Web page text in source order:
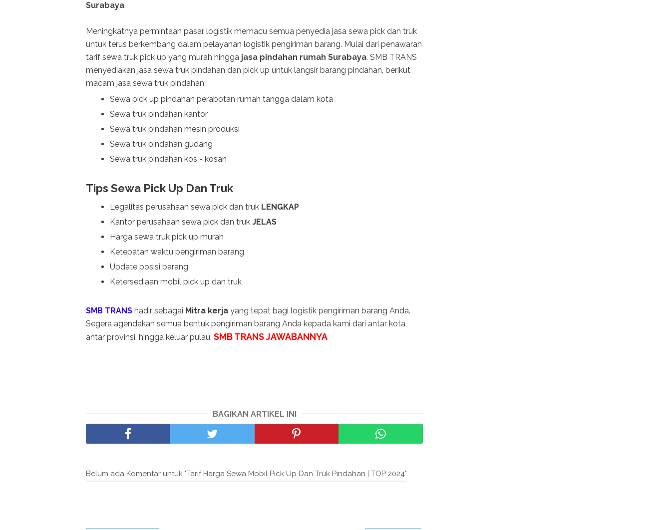
Surabaya.
Meningkatnya permintaan pasar logistik memacu semua penyedia jasa sewa pick dan truk
untuk terus berkembang dalam pelayanan logistik pengiriman barang. Mulai dari penawaran
tarif sewa truk pick up yang murah hingga jasa pindahan rumah Surabaya. SMB TRANS
menyediakan jasa sewa truk pindahan dan pick up untuk langsir barang pindahan, berikut
macam jasa sewa truk pindahan :
Sewa pick up pindahan perabotan rumah tangga dalam kota
Sewa truk pindahan kantor
Sewa truk pindahan mesin produksi
Sewa truk pindahan gudang
Sewa truk pindahan kos - kosan
Tips Sewa Pick Up Dan Truk
Legalitas perusahaan sewa pick dan truk LENGKAP
Kantor perusahaan sewa pick dan truk JELAS
Harga sewa truk pick up murah
Ketepatan waktu pengiriman barang
Update posisi barang
Ketersediaan mobil pick up dan truk
SMB TRANS hadir sebagai Mitra kerja yang tepat bagi logistik pengiriman barang Anda.
Segera agendakan semua bentuk pengiriman barang Anda kepada kami dari antar kota,
antar provinsi, hingga keluar pulau. SMB TRANS JAWABANNYA
BAGIKAN ARTIKEL INI
Belum ada Komentar untuk "Tarif Harga Sewa Mobil Pick Up Dan Truk Pindahan | TOP 2024"